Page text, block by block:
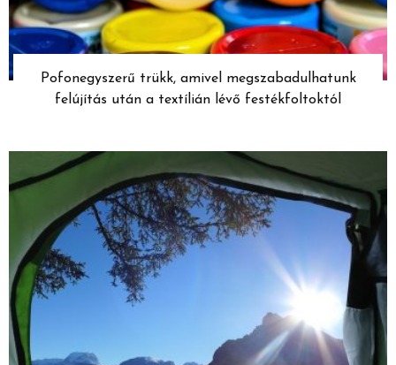
Pofonegyszerű trükk, amivel megszabadulhatunk
felújítás után a textílián lévő festékfoltoktól